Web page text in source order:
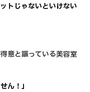
トじゃないといけない
意と謳っている美容室
ん！」